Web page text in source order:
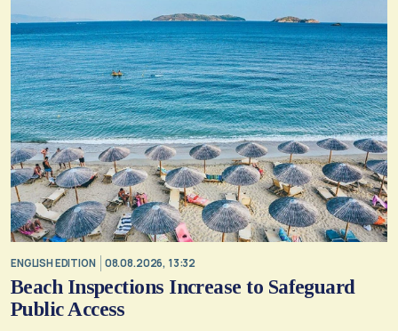
ENGLISH EDITION 08.08.2026, 13:32
Beach Inspections Increase to Safeguard
Public Access